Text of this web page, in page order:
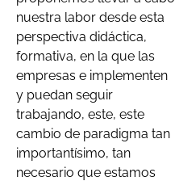
nuestra labor desde esta
perspectiva didáctica,
formativa, en la que las
empresas e implementen
y puedan seguir
trabajando, este, este
cambio de paradigma tan
importantísimo, tan
necesario que estamos